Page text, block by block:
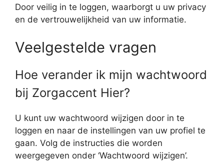
Door veilig in te loggen, waarborgt u uw privacy
en de vertrouwelijkheid van uw informatie.
Veelgestelde vragen
Hoe verander ik mijn wachtwoord
bij Zorgaccent Hier?
U kunt uw wachtwoord wijzigen door in te
loggen en naar de instellingen van uw profiel te
gaan. Volg de instructies die worden
weergegeven onder ‘Wachtwoord wijzigen’.